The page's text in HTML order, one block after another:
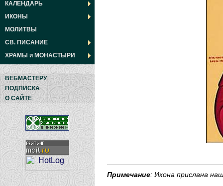
КАЛЕНДАРЬ
ИКОНЫ
МОЛИТВЫ
СВ. ПИСАНИЕ
ХРАМЫ и МОНАСТЫРИ
ВЕБМАСТЕРУ
ПОДПИСКА
О САЙТЕ
Примечание: Икона прислана